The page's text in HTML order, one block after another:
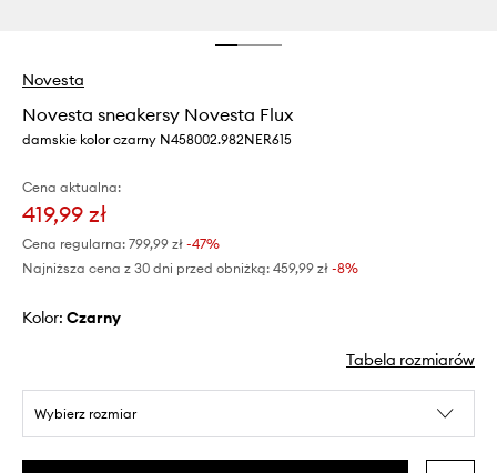
Novesta
Novesta sneakersy Novesta Flux
damskie kolor czarny N458002.982NER615
Cena aktualna:
419,99 zł
Cena regularna: 799,99 zł -47%
Najniższa cena z 30 dni przed obniżką: 459,99 zł -8%
Kolor: czarny
Tabela rozmiarów
Wybierz rozmiar